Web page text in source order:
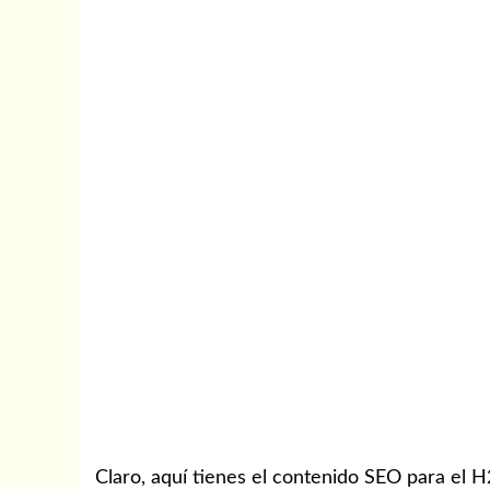
Claro, aquí tienes el contenido SEO para el